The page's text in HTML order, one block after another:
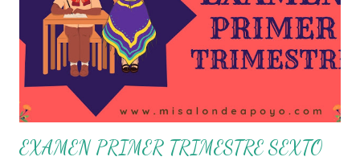
Estudio dentro y fuera de este espacio. En esta Primera
Sesión Ordinaria se les invita a que reflexionen y acuerden
posibles acciones a realizar colaborativamente en la escuela
y con la comunidad, a fin de atender las problemáticas
identificadas. Compañeros docentes en est...
EXAMEN PRIMER TRIMESTRE SEXTO